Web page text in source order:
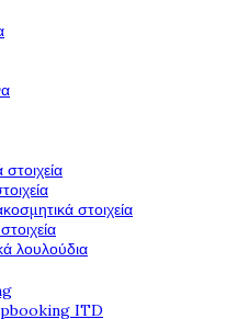
στοιχεία
λουλούδια
ITD